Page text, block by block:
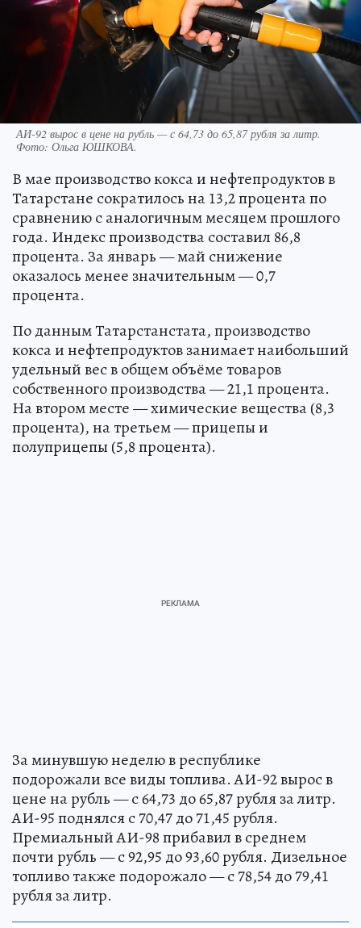
АИ-92 вырос в цене на рубль — с 64,73 до 65,87 рубля за литр.
Фото: Ольга ЮШКОВА.
В мае производство кокса и нефтепродуктов в
Татарстане сократилось на 13,2 процента по
сравнению с аналогичным месяцем прошлого
года. Индекс производства составил 86,8
процента. За январь — май снижение
оказалось менее значительным — 0,7
процента.
По данным Татарстанстата, производство
кокса и нефтепродуктов занимает наибольший
удельный вес в общем объёме товаров
собственного производства — 21,1 процента.
На втором месте — химические вещества (8,3
процента), на третьем — прицепы и
полуприцепы (5,8 процента).
За минувшую неделю в республике
подорожали все виды топлива. АИ-92 вырос в
цене на рубль — с 64,73 до 65,87 рубля за литр.
АИ-95 поднялся с 70,47 до 71,45 рубля.
Премиальный АИ-98 прибавил в среднем
почти рубль — с 92,95 до 93,60 рубля. Дизельное
топливо также подорожало — с 78,54 до 79,41
рубля за литр.